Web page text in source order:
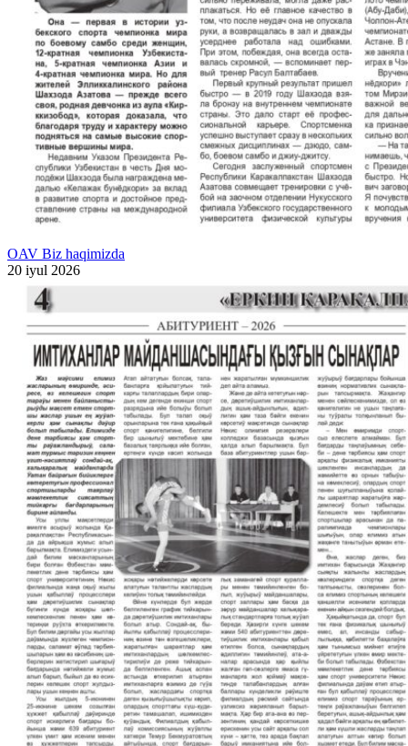
OAV Biz haqimizda
20 iyul 2026